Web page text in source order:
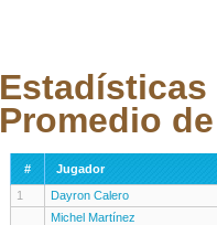
Promedio
#
Jugador
1
Dayron Calero
Michel Martínez